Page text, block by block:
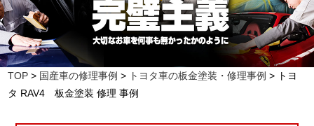
TOP > 国産車の修理事例 > トヨタ車の板金塗装・修理事例 > トヨ
タ RAV4 板金塗装 修理 事例